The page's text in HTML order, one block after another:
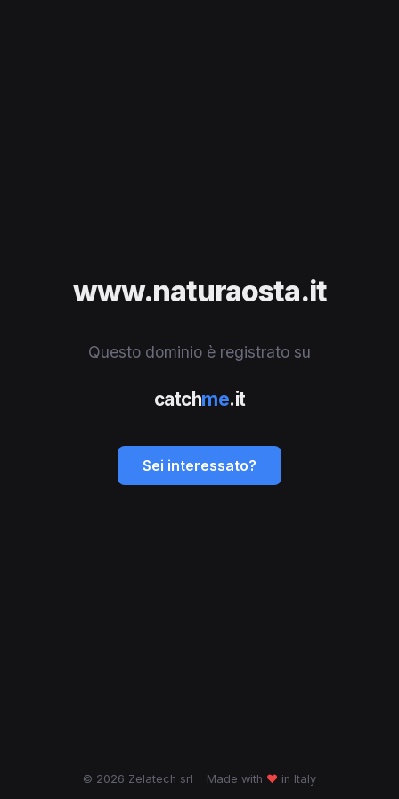
www.naturaosta.it
Questo dominio è registrato su
catchme.it
Sei interessato?
© 2026 Zelatech srl · Made with ♥ in Italy